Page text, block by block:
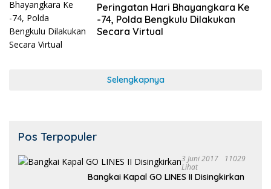
Peringatan Hari Bhayangkara Ke
-74, Polda Bengkulu Dilakukan
Secara Virtual
Selengkapnya
Pos Terpopuler
3 Juni 2017
11029
Lihat
Bangkai Kapal GO LINES II Disingkirkan